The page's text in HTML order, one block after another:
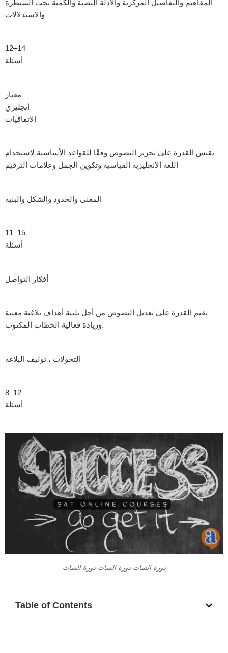
المفاهيم والتفاصيل المركزية والأدلة النصية والكمية تحت السيطرة
والاستدلالات
12–14
أسئلة
معيار
إنجليزي
الاتفاقيات
يقيس القدرة على تحرير النصوص وفقًا للقواعد الأساسية لاستخدام
اللغة الإنجليزية القياسية وتكوين الجمل وعلامات الترقيم
المعنى والحدود والشكل والبنية
11–15
أسئلة
أفكار التواصل
يقيم القدرة على تعديل النصوص من أجل تلبية أهداف بلاغية معينة
وزيادة فعالية الخطاب المكتوب.
التحولات ، توليف البلاغة
8–12
أسئلة
دورة السات دورة السات دورة السات
Table of Contents